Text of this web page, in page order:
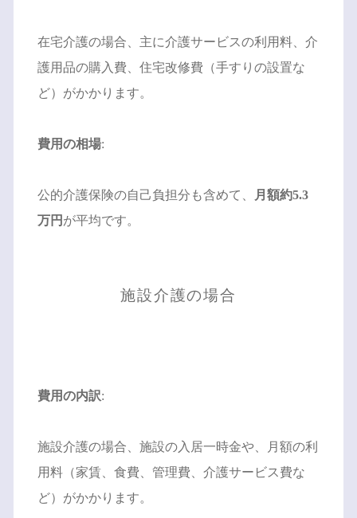
在宅介護の場合、主に介護サービスの利用料、介
護用品の購入費、住宅改修費（手すりの設置な
ど）がかかります。
費用の相場:
公的介護保険の自己負担分も含めて、
月額約5.3
万円 が平均です。
施設介護の場合
費用の内訳:
施設介護の場合、施設の入居一時金や、月額の利
用料（家賃、食費、管理費、介護サービス費な
ど）がかかります。